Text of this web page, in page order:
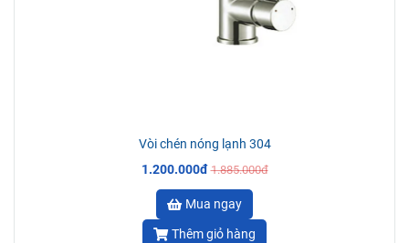
Vòi chén nóng lạnh 304
1.200.000đ 1.885.000đ
Mua ngay
Thêm giỏ hàng